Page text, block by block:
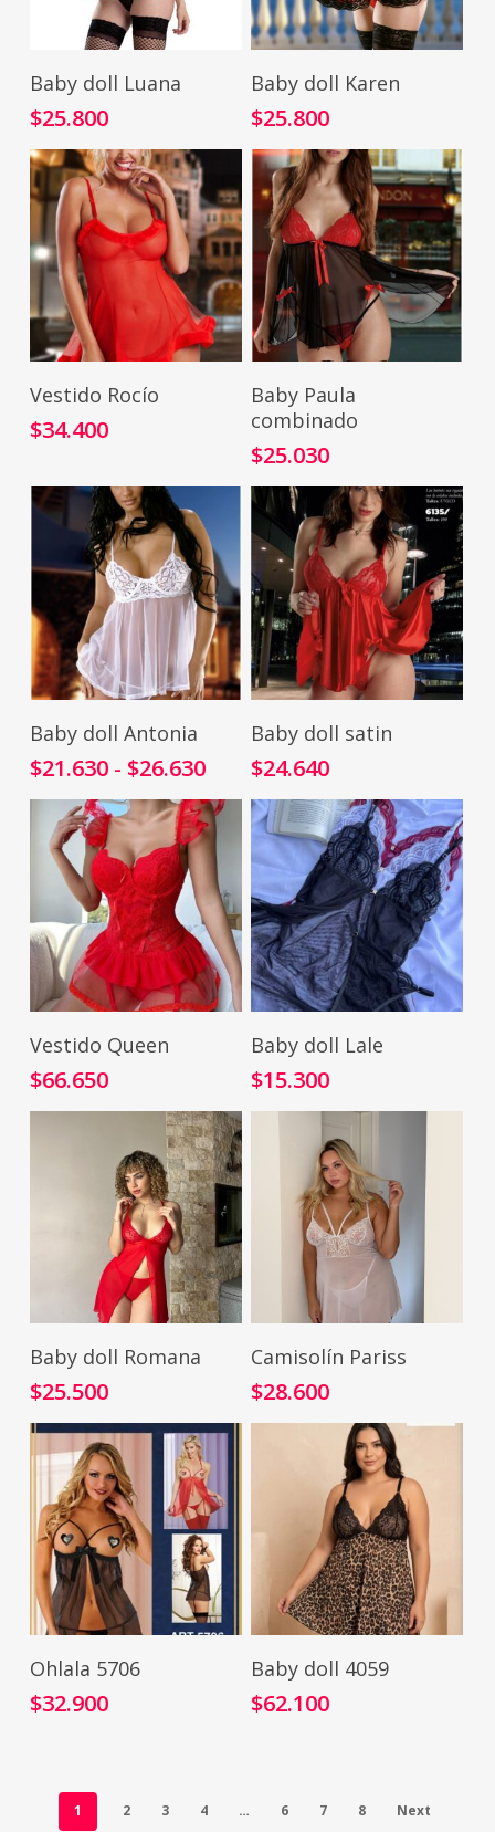
Seleccionar Opciones
Baby doll Luana
$25.800
Seleccionar Opciones
Baby doll Karen
$25.800
Seleccionar Opciones
Vestido Rocío
$34.400
Seleccionar Opciones
Baby Paula
combinado
$25.030
Seleccionar Opciones
Baby doll Antonia
$21.630 - $26.630Rango
precios:
desde
$21.630
hasta
$26.630
Seleccionar Opciones
Baby doll satin
$24.640
Seleccionar Opciones
Vestido Queen
$66.650
Seleccionar Opciones
Baby doll Lale
$15.300
Seleccionar Opciones
Baby doll Romana
$25.500
Seleccionar Opciones
Camisolín Pariss
$28.600
Añadir Al Carrito
Ohlala 5706
$32.900
Seleccionar Opciones
Baby doll 4059
$62.100
1 2 3 4 … 6 7 8 Next